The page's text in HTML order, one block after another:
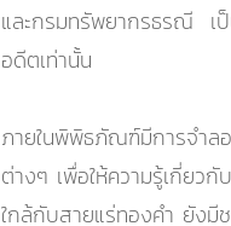
และกรมทรัพยากรธรณี เป็
อดีตเท่านั้น
ภายในพิพิธภัณฑ์มีการจำล
ต่างๆ เพื่อให้ความรู้เกี่ยว
ใกล้กับสายแร่ทองคำ ยังมี